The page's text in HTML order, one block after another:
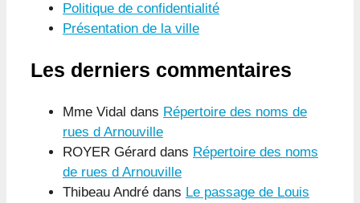
Politique de confidentialité
Présentation de la ville
Les derniers commentaires
Mme Vidal dans Répertoire des noms de
rues d Arnouville
ROYER Gérard dans Répertoire des noms
de rues d Arnouville
Thibeau André dans Le passage de Louis